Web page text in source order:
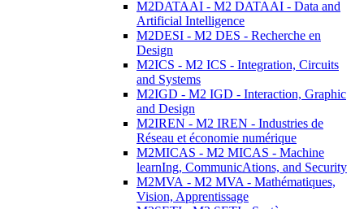
M2DATAAI - M2 DATAAI - Data and
Artificial Intelligence
M2DESI - M2 DES - Recherche en
Design
M2ICS - M2 ICS - Integration, Circuits
and Systems
M2IGD - M2 IGD - Interaction, Graphic
and Design
M2IREN - M2 IREN - Industries de
Réseau et économie numérique
M2MICAS - M2 MICAS - Machine
learnIng, CommunicAtions, and Security
M2MVA - M2 MVA - Mathématiques,
Vision, Apprentissage